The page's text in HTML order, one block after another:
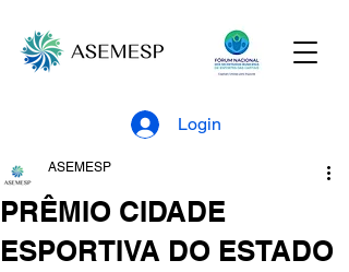
Login
PRÊMIO CIDADE
ESPORTIVA DO ESTADO
ASEMESP